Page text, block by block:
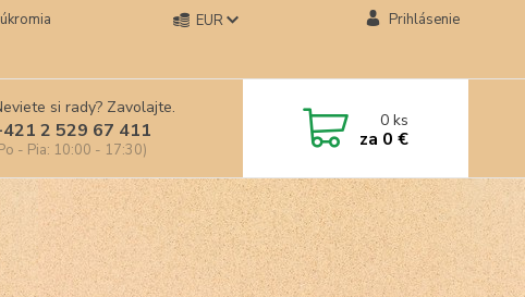
EUR Prihlásenie
si rady? Zavolajte.
2 529 67 411
- Pia: 10:00 - 17:30)
0ks
za 0 €